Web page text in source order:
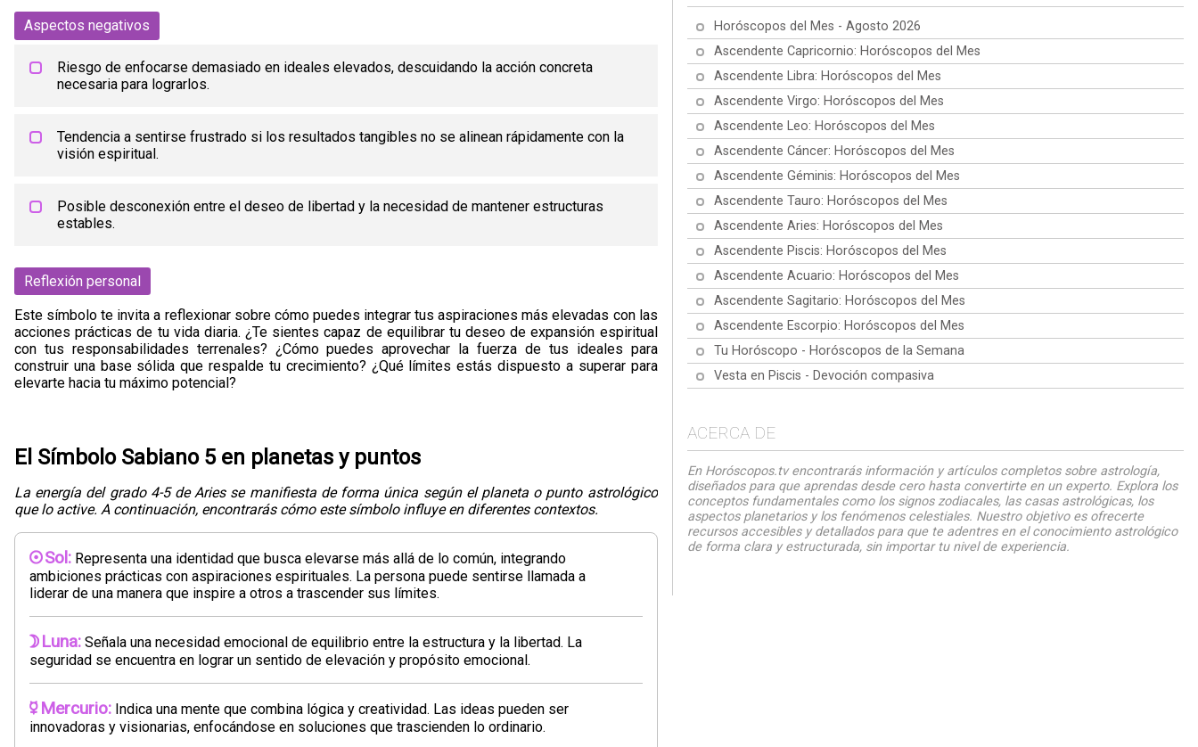
Aspectos negativos
Riesgo de enfocarse demasiado en ideales elevados, descuidando la acción concreta
necesaria para lograrlos.
Tendencia a sentirse frustrado si los resultados tangibles no se alinean rápidamente con la
visión espiritual.
Posible desconexión entre el deseo de libertad y la necesidad de mantener estructuras
estables.
Reflexión personal
Este símbolo te invita a reflexionar sobre cómo puedes integrar tus aspiraciones más elevadas con las
acciones prácticas de tu vida diaria. ¿Te sientes capaz de equilibrar tu deseo de expansión espiritual
con tus responsabilidades terrenales? ¿Cómo puedes aprovechar la fuerza de tus ideales para
construir una base sólida que respalde tu crecimiento? ¿Qué límites estás dispuesto a superar para
elevarte hacia tu máximo potencial?
El Símbolo Sabiano 5 en planetas y puntos
La energía del grado 4-5 de Aries se manifiesta de forma única según el planeta o punto astrológico
que lo active. A continuación, encontrarás cómo este símbolo influye en diferentes contextos.
Sol: Representa una identidad que busca elevarse más allá de lo común, integrando
ambiciones prácticas con aspiraciones espirituales. La persona puede sentirse llamada a
liderar de una manera que inspire a otros a trascender sus límites.
Luna: Señala una necesidad emocional de equilibrio entre la estructura y la libertad. La
seguridad se encuentra en lograr un sentido de elevación y propósito emocional.
Mercurio: Indica una mente que combina lógica y creatividad. Las ideas pueden ser
innovadoras y visionarias, enfocándose en soluciones que trascienden lo ordinario.
Horóscopos del Mes - Agosto 2026
Ascendente Capricornio: Horóscopos del Mes
Ascendente Libra: Horóscopos del Mes
Ascendente Virgo: Horóscopos del Mes
Ascendente Leo: Horóscopos del Mes
Ascendente Cáncer: Horóscopos del Mes
Ascendente Géminis: Horóscopos del Mes
Ascendente Tauro: Horóscopos del Mes
Ascendente Aries: Horóscopos del Mes
Ascendente Piscis: Horóscopos del Mes
Ascendente Acuario: Horóscopos del Mes
Ascendente Sagitario: Horóscopos del Mes
Ascendente Escorpio: Horóscopos del Mes
Tu Horóscopo - Horóscopos de la Semana
Vesta en Piscis - Devoción compasiva
ACERCA DE
En Horóscopos.tv encontrarás información y artículos completos sobre astrología,
diseñados para que aprendas desde cero hasta convertirte en un experto. Explora los
conceptos fundamentales como los signos zodiacales, las casas astrológicas, los
aspectos planetarios y los fenómenos celestiales. Nuestro objetivo es ofrecerte
recursos accesibles y detallados para que te adentres en el conocimiento astrológico
de forma clara y estructurada, sin importar tu nivel de experiencia.